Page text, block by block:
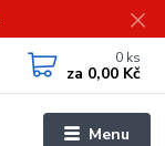
Menu
0 ks
za 0,00 Kč